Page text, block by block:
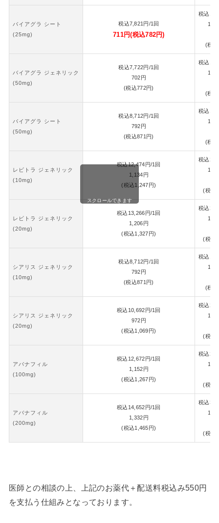
バイアグラ シート
(25mg)
税込7,821 円/1回
711円(税込782円)
税込
1錠
(税込
バイアグラ ジェネリック
(50mg)
税込7,722円/1回
702円
(税込772円)
税込
1錠
(税込
バイアグラ シート
(50mg)
税込8,712円/1回
792円
(税込871 円)
税込
1錠
(税込
レビトラ ジェネリック
(10mg)
税込12,474円/1回
1,134円
(税込1,247円)
税込
1錠
(税込
レビトラ ジェネリック
(20mg)
税込 13,266円/1回
1,206円
(税込1,327円)
税込
1錠
(税込
シアリス ジェネリック
(10mg)
税込8,712円/1回
792円
(税込871 円)
税込
1錠
(税込
シアリス ジェネリック
(20mg)
税込 10,692円/1回
972円
(税込1,069円)
税込
1錠
(税込
アバナフィル
(100mg)
税込 12,672円/1回
1,152円
(税込1,267円)
税込
1錠
(税込
アバナフィル
(200mg)
税込 14,652円/1回
1,332円
(税込1,465円)
税込
1錠
(税込
スクロールできます
医師との相談の上、上記のお薬代＋配送料税込み550円
を支払う仕組みとなっております。